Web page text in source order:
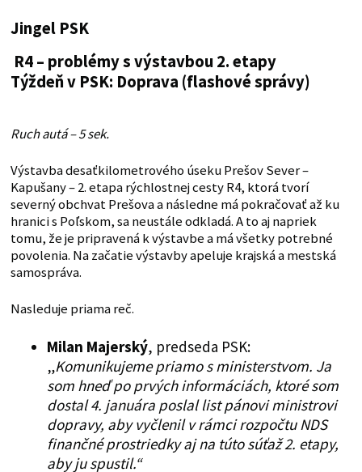
Jingel PSK
R4 – problémy s výstavbou 2. etapy
Týždeň v PSK: Doprava (flashové správy)
Ruch autá – 5 sek.
Výstavba desaťkilometrového úseku Prešov Sever –
Kapušany – 2. etapa rýchlostnej cesty R4, ktorá tvorí
severný obchvat Prešova a následne má pokračovať až ku
hranici s Poľskom, sa neustále odkladá. A to aj napriek
tomu, že je pripravená k výstavbe a má všetky potrebné
povolenia. Na začatie výstavby apeluje krajská a mestská
samospráva.
Nasleduje priama reč.
Milan Majerský, predseda PSK:
„Komunikujeme priamo s ministerstvom. Ja
som hneď po prvých informáciách, ktoré som
dostal 4. januára poslal list pánovi ministrovi
dopravy, aby vyčlenil v rámci rozpočtu NDS
finančné prostriedky aj na túto súťaž 2. etapy,
aby ju spustil.“